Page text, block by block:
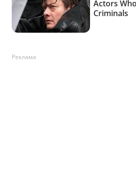
Реклама